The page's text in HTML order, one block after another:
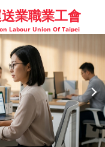
業職業工會
Labour Union Of Taipei